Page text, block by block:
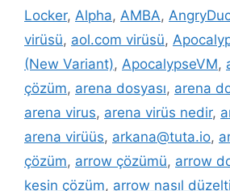
Locker, Alpha, AMBA,
virüsü, aol.com virüsü,
(New Variant), ApocalypseVM,
çözüm, arena dosyası, arena
arena virus, arena virüs nedir,
arena virüüs, arkana@tuta.io,
çözüm, arrow çözümü, arrow
kesin çözüm, arrow nasıl